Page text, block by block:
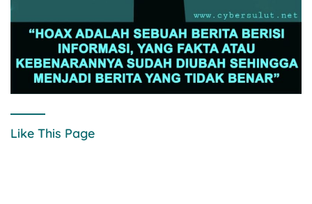
Like This Page